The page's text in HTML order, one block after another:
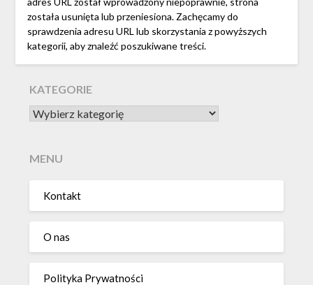
została usunięta lub przeniesiona. Zachęcamy do
sprawdzenia adresu URL lub skorzystania z powyższych
kategorii, aby znaleźć poszukiwane treści.
KATEGORIE
KATEGORIE
MENU
Kontakt
O nas
Polityka Prywatności